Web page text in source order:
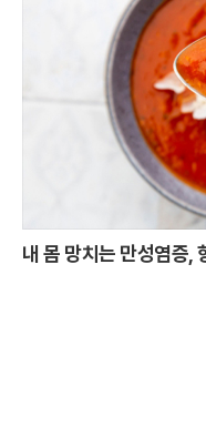
내 몸 망치는 만성염증,